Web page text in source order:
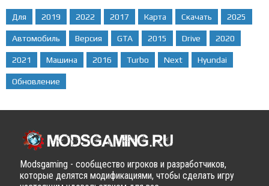
Для 2019 2022 2017 Карта Скачать 2025
Автомобиль Версия GTA 2015 Drive 2020
2021 Машина 2016 Turbo Next Hyundai
Обновление
Modsgaming - сообщество игроков и разработчиков,
которые делятся модификациями, чтобы сделать игру